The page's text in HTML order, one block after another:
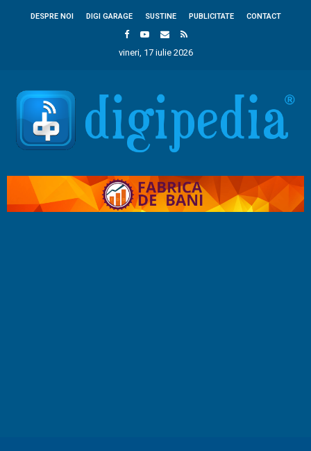
DESPRE NOI DIGI GARAGE SUSTINE PUBLICITATE CONTACT
vineri, 17 iulie 2026